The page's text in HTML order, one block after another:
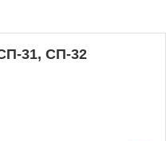
31, СП-32